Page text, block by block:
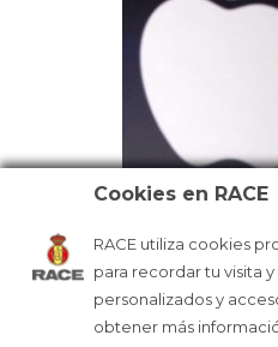
Cookies en RACE
RACE utiliza cookies
para recordar tu visita
personalizados y
obtener más
LA
AÑOS